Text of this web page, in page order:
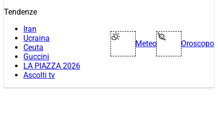
Tendenze
Iran
Ucraina
Ceuta
Guccini
LA PIAZZA 2026
Ascolti tv
Meteo Oroscopo